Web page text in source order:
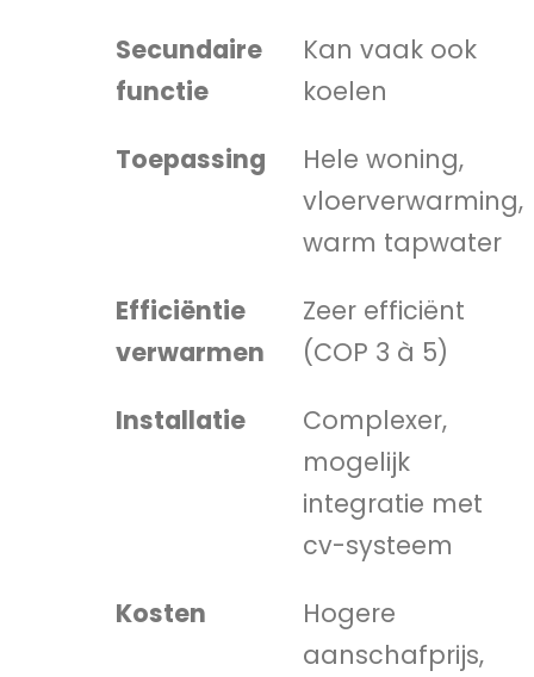
Secundaire
functie
Kan vaak ook
koelen
Toepassing
Hele woning,
vloerverwarming,
warm tapwater
Efficiëntie
verwarmen
Zeer efficiënt
(COP 3 à 5)
Installatie
Complexer,
mogelijk
integratie met
cv-systeem
Kosten
Hogere
aanschafprijs,